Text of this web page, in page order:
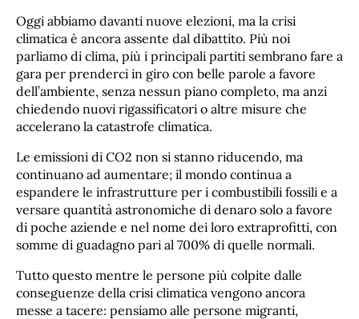
Oggi abbiamo davanti nuove elezioni, ma la crisi
climatica è ancora assente dal dibattito. Più noi
parliamo di clima, più i principali partiti sembrano fare a
gara per prenderci in giro con belle parole a favore
dell’ambiente, senza nessun piano completo, ma anzi
chiedendo nuovi rigassificatori o altre misure che
accelerano la catastrofe climatica.
Le emissioni di CO2 non si stanno riducendo, ma
continuano ad aumentare; il mondo continua a
espandere le infrastrutture per i combustibili fossili e a
versare quantità astronomiche di denaro solo a favore
di poche aziende e nel nome dei loro extraprofitti, con
somme di guadagno pari al 700% di quelle normali.
Tutto questo mentre le persone più colpite dalle
conseguenze della crisi climatica vengono ancora
messe a tacere: pensiamo alle persone migranti,